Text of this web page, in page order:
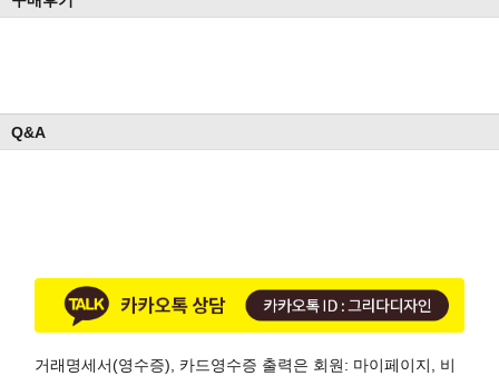
Q&A
거래명세서(영수증), 카드영수증 출력은 회원: 마이페이지, 비